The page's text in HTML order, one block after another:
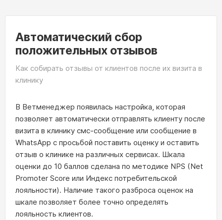
Автоматический сбор
положительных отзывов
Как собирать отзывы от клиентов после их визита в
клинику
В Ветменеджер появилась настройка, которая
позволяет автоматически отправлять клиенту после
визита в клинику смс-сообщение или сообщение в
WhatsApp с просьбой поставить оценку и оставить
отзыв о клинике на различных сервисах. Шкала
оценки до 10 баллов сделана по методике NPS (Net
Promoter Score или Индекс потребительской
лояльности). Наличие такого разброса оценок на
шкале позволяет более точно определять
лояльность клиентов.